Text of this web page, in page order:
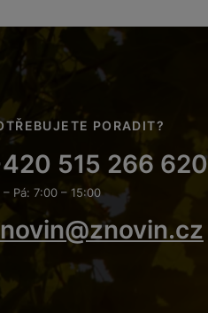
PORADIT?
515 266 620
– Pá: 7:00 – 15:00